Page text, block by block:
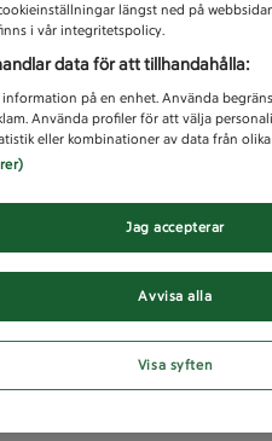
längst ned på
i vår integritetspolicy.
data för att tillhandahålla:
på en enhet. Använda
Använda profiler för att välja
eller kombinationer av data från
Avvisa alla
Jag accepterar
Visa syften